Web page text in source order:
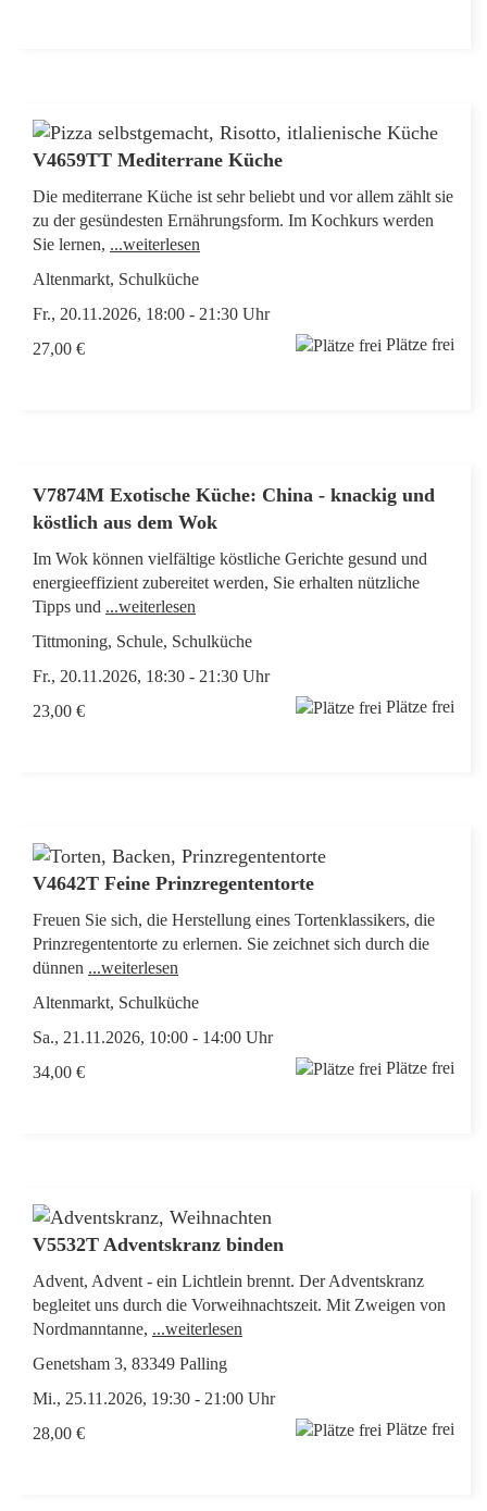
V4659TT Mediterrane Küche
Die mediterrane Küche ist sehr beliebt und vor allem zählt sie
zu der gesündesten Ernährungsform. Im Kochkurs werden
Sie lernen, ...weiterlesen
Altenmarkt, Schulküche
Fr., 20.11.2026, 18:00 - 21:30 Uhr
27,00 €
Plätze frei
V7874M Exotische Küche: China - knackig und
köstlich aus dem Wok
Im Wok können vielfältige köstliche Gerichte gesund und
energieeffizient zubereitet werden, Sie erhalten nützliche
Tipps und ...weiterlesen
Tittmoning, Schule, Schulküche
Fr., 20.11.2026, 18:30 - 21:30 Uhr
23,00 €
Plätze frei
V4642T Feine Prinzregententorte
Freuen Sie sich, die Herstellung eines Tortenklassikers, die
Prinzregententorte zu erlernen. Sie zeichnet sich durch die
dünnen ...weiterlesen
Altenmarkt, Schulküche
Sa., 21.11.2026, 10:00 - 14:00 Uhr
34,00 €
Plätze frei
V5532T Adventskranz binden
Advent, Advent - ein Lichtlein brennt. Der Adventskranz
begleitet uns durch die Vorweihnachtszeit. Mit Zweigen von
Nordmanntanne, ...weiterlesen
Genetsham 3, 83349 Palling
Mi., 25.11.2026, 19:30 - 21:00 Uhr
28,00 €
Plätze frei